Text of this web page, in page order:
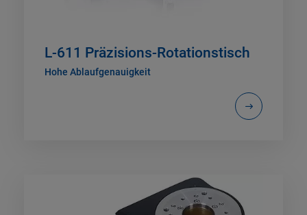
L-611 Präzisions-Rotationstisch
Hohe Ablaufgenauigkeit